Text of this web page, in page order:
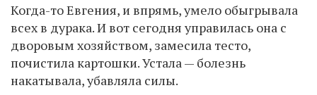
Когда-то Евгения, и впрямь, умело обыгрывала
всех в дурака. И вот сегодня управилась она с
дворовым хозяйством, замесила тесто,
почистила картошки. Устала — болезнь
накатывала, убавляла силы.